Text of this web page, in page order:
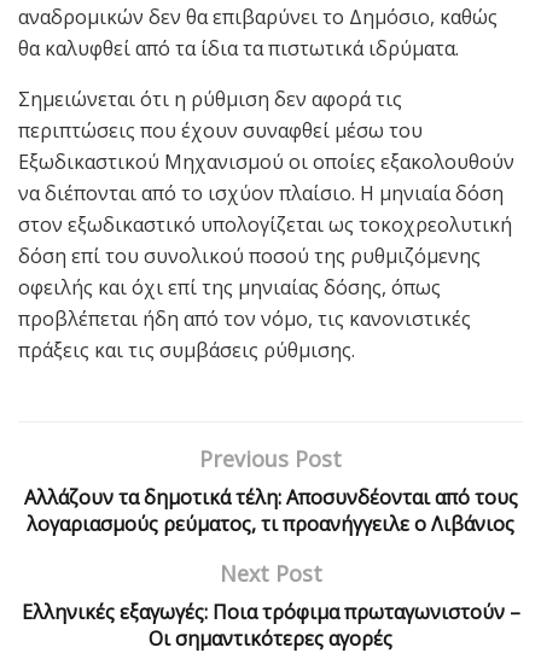
αναδρομικών δεν θα επιβαρύνει το Δημόσιο, καθώς
θα καλυφθεί από τα ίδια τα πιστωτικά ιδρύματα.
Σημειώνεται ότι η ρύθμιση δεν αφορά τις
περιπτώσεις που έχουν συναφθεί μέσω του
Εξωδικαστικού Μηχανισμού οι οποίες εξακολουθούν
να διέπονται από το ισχύον πλαίσιο. Η μηνιαία δόση
στον εξωδικαστικό υπολογίζεται ως τοκοχρεολυτική
δόση επί του συνολικού ποσού της ρυθμιζόμενης
οφειλής και όχι επί της μηνιαίας δόσης, όπως
προβλέπεται ήδη από τον νόμο, τις κανονιστικές
πράξεις και τις συμβάσεις ρύθμισης.
Previous Post
Aλλάζουν τα δημοτικά τέλη: Αποσυνδέονται από τους
λογαριασμούς ρεύματος, τι προανήγγειλε ο Λιβάνιος
Next Post
Ελληνικές εξαγωγές: Ποια τρόφιμα πρωταγωνιστούν –
Οι σημαντικότερες αγορές